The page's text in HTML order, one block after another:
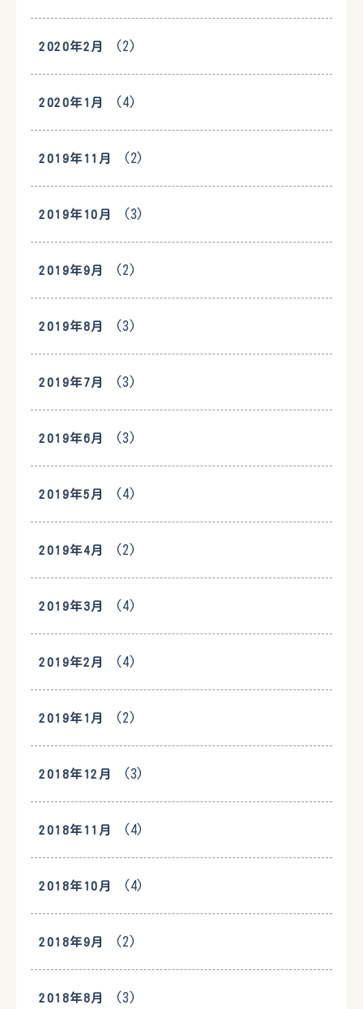
2020年2月 (2)
2020年1月 (4)
2019年11月 (2)
2019年10月 (3)
2019年9月 (2)
2019年8月 (3)
2019年7月 (3)
2019年6月 (3)
2019年5月 (4)
2019年4月 (2)
2019年3月 (4)
2019年2月 (4)
2019年1月 (2)
2018年12月 (3)
2018年11月 (4)
2018年10月 (4)
2018年9月 (2)
2018年8月 (3)